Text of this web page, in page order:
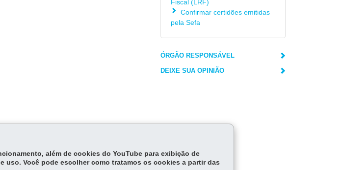
do Estado.
Fiscal (LRF)
Confirmar certidões emitidas
pela Sefa
ÓRGÃO RESPONSÁVEL
DEIXE SUA OPINIÃO
além de cookies do YouTube para exibição de
Você pode escolher como tratamos os cookies a partir das